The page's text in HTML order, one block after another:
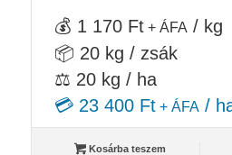
💰 1 170 Ft+ ÁFA / kg
📦 20 kg / zsák
⚖️ 20 kg / ha
💳 23 400 Ft+ ÁFA/
Kosárba teszem